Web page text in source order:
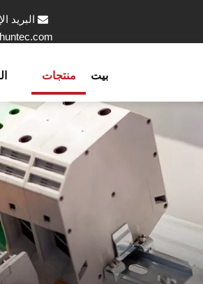
البريد
بيت منتجات